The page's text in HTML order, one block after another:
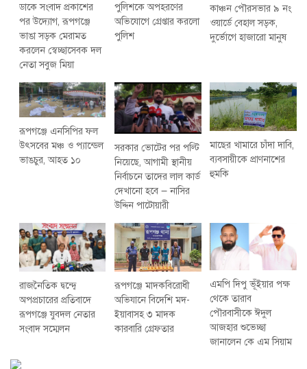
ডাকে সংবাদ প্রকাশের
পর উদ্যোগ, রূপগঞ্জে
ভাঙা সড়ক মেরামত
করলেন স্বেচ্ছাসেবক দল
নেতা সবুজ মিয়া
পুলিশকে অপহরণের
অভিযোগে গ্রেপ্তার করলো
পুলিশ
কাঞ্চন পৌরসভার ৯ নং
ওয়ার্ডে বেহাল সড়ক,
দুর্ভোগে হাজারো মানুষ
রূপগঞ্জে এনসিপির ফল
উৎসবের মঞ্চ ও প্যান্ডেল
ভাঙচুর, আহত ১০
সরকার ভোটের পর পল্টি
নিয়েছে, আগামী স্থানীয়
নির্বাচনে তাদের লাল কার্ড
দেখানো হবে — নাসির
উদ্দিন পাটোয়ারী
মাছের খামারে চাঁদা দাবি,
ব্যবসায়ীকে প্রাণনাশের
হুমকি
রাজনৈতিক দ্বন্দ্বে
অপপ্রচারের প্রতিবাদে
‎রূপগঞ্জে যুবদল নেতার
সংবাদ সম্মেলন ‎
রূপগঞ্জে মাদকবিরোধী
অভিযানে বিদেশি মদ-
ইয়াবাসহ ৩ মাদক
কারবারি গ্রেফতার
এমপি দিপু ভূঁইয়ার পক্ষ
থেকে তারাব
পৌরবাসীকে ঈদুল
আজহার শুভেচ্ছা
জানালেন কে এম সিয়াম